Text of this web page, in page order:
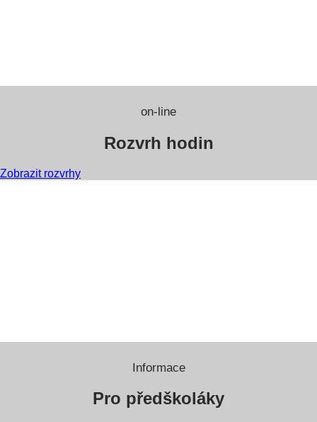
on-line
Rozvrh hodin
Zobrazit rozvrhy
Informace
Pro předškoláky